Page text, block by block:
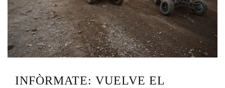
INFÒRMATE: VUELVE EL